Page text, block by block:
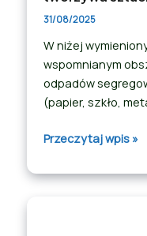
31/08/2025
W niżej
wspomnianym
odpadów
(papier, szkło,
Przeczytaj wpis »